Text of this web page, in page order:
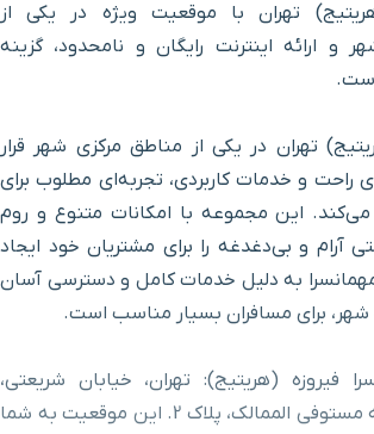
تهران با موقعیت ویژه در یکی از
و ارائه اینترنت رایگان و نامحدود، گزینه
تهران در یکی از مناطق مرکزی شهر قرار
راحت و خدمات کاربردی، تجربه‌ای مطلوب برای
می‌کند. این مجموعه با امکانات متنوع و روم
آرام و بی‌دغدغه را برای مشتریان خود ایجاد
به دلیل خدمات کامل و دسترسی آسان
برای مسافران بسیار مناسب است.
فیروزه (هریتیج): تهران، خیابان شریعتی،
خیابان حقوقی، کوچه مستوفی الممالک، پلاک 2. این موقعیت به شما